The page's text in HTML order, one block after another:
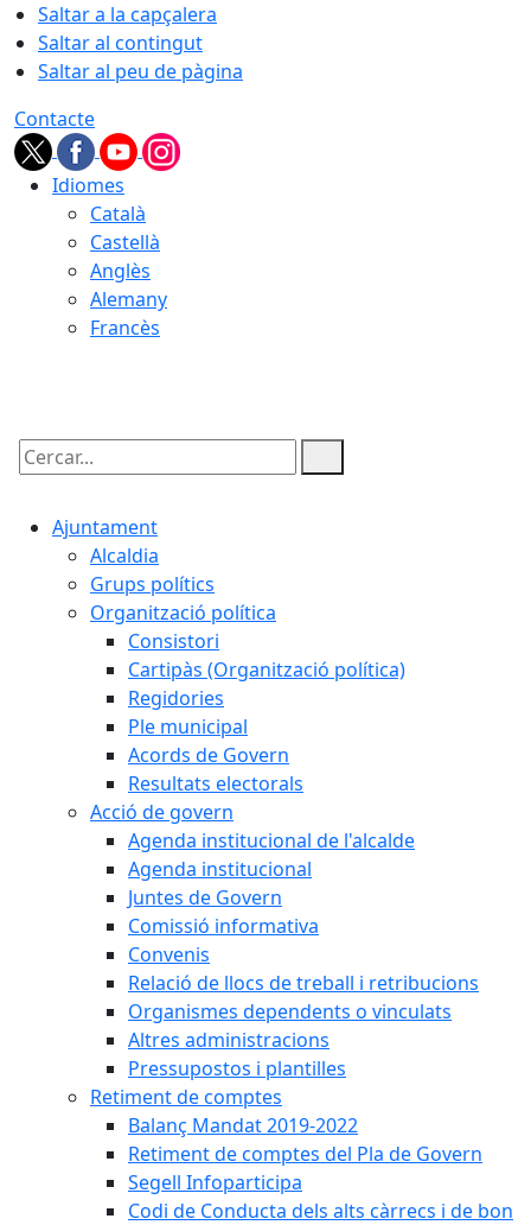
Saltar a la capçalera
Saltar al contingut
Saltar al peu de pàgina
Contacte
Idiomes
Català
Castellà
Anglès
Alemany
Francès
Cercar:
Ajuntament
Alcaldia
Grups polítics
Organització política
Consistori
Cartipàs (Organització política)
Regidories
Ple municipal
Acords de Govern
Resultats electorals
Acció de govern
Agenda institucional de l'alcalde
Agenda institucional
Juntes de Govern
Comissió informativa
Convenis
Relació de llocs de treball i retribucions
Organismes dependents o vinculats
Altres administracions
Pressupostos i plantilles
Retiment de comptes
Balanç Mandat 2019-2022
Retiment de comptes del Pla de Govern
Segell Infoparticipa
Codi de Conducta dels alts càrrecs i de bon